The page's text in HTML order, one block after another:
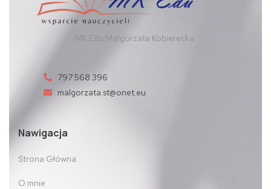
MK Edu Małgorzata Kobierecka
797 568 396
malgorzata.st@onet.eu
Nawigacja
Strona Główna
O mnie